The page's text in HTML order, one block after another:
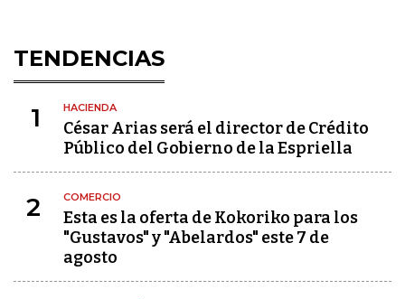
TENDENCIAS
1 HACIENDA
César Arias será el director de Crédito
Público del Gobierno de la Espriella
2 COMERCIO
Esta es la oferta de Kokoriko para los
"Gustavos" y "Abelardos" este 7 de
agosto